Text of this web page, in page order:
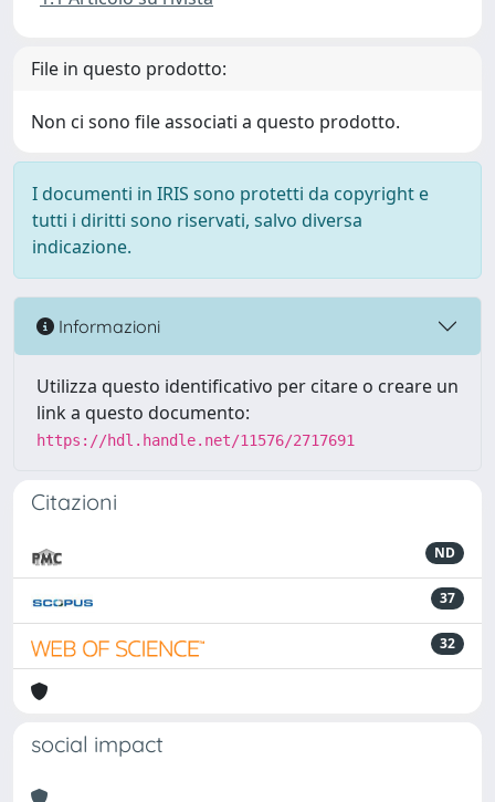
File in questo prodotto:
Non ci sono file associati a questo prodotto.
I documenti in IRIS sono protetti da copyright e
tutti i diritti sono riservati, salvo diversa
indicazione.
Informazioni
Utilizza questo identificativo per citare o creare un
link a questo documento:
https://hdl.handle.net/11576/2717691
Citazioni
ND
37
32
social impact